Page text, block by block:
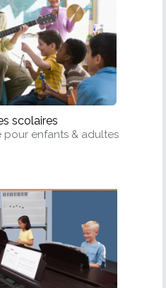
scolaires
pour enfants & adultes